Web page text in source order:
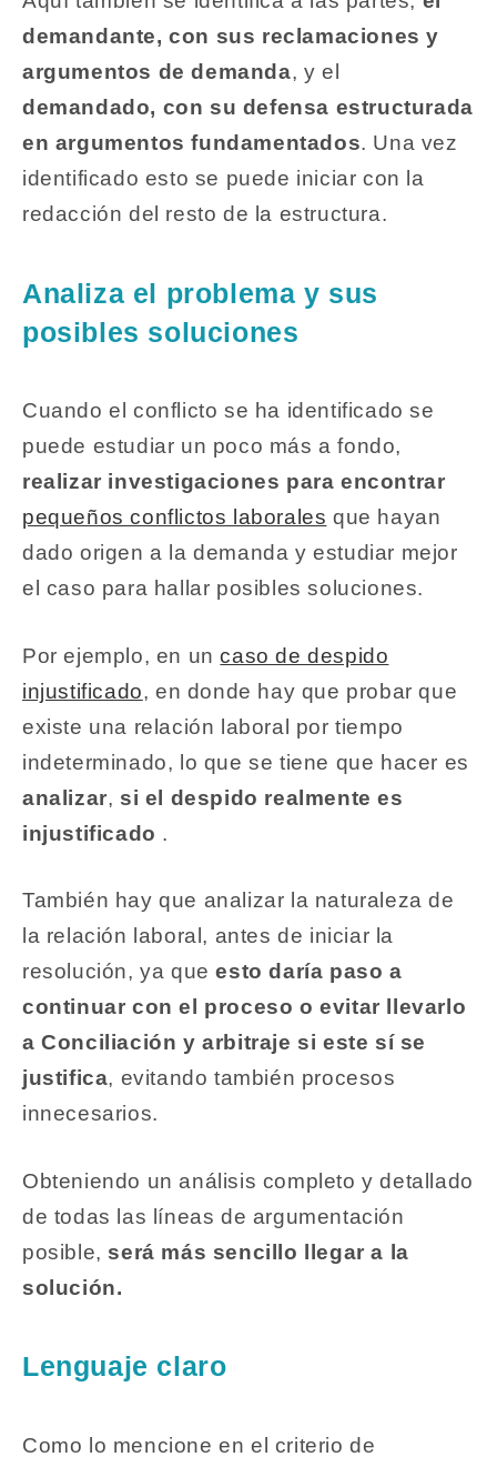
demandante, con sus reclamaciones y
argumentos de demanda, y el
demandado, con su defensa estructurada
en argumentos fundamentados. Una vez
identificado esto se puede iniciar con la
redacción del resto de la estructura.
Analiza el problema y sus
posibles soluciones
Cuando el conflicto se ha identificado se
puede estudiar un poco más a fondo,
realizar investigaciones para encontrar
pequeños conflictos laborales que hayan
dado origen a la demanda y estudiar mejor
el caso para hallar posibles soluciones.
Por ejemplo, en uncaso de despido
injustificado, en donde hay que probar que
existe una relación laboral por tiempo
indeterminado, lo que se tiene que hacer es
analizar, si el despido realmente es
injustificado .
También hay que analizar la naturaleza de
la relación laboral, antes de iniciar la
resolución, ya queesto daría paso a
continuar con el proceso o evitar llevarlo
a Conciliación y arbitraje si este sí se
justifica, evitando también procesos
innecesarios.
Obteniendo un análisis completo y detallado
de todas las líneas de argumentación
posible, será más sencillo llegar a la
solución.
Lenguaje claro
Como lo mencione en el criterio de